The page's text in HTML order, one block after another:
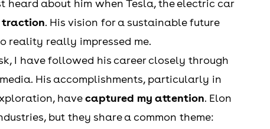
heard about him when Tesla, the electric car
traction. His vision for a sustainable future
reality really impressed me.
I have followed his career closely through
His accomplishments, particularly in
havecaptured my attention. Elon
but they share a common theme: